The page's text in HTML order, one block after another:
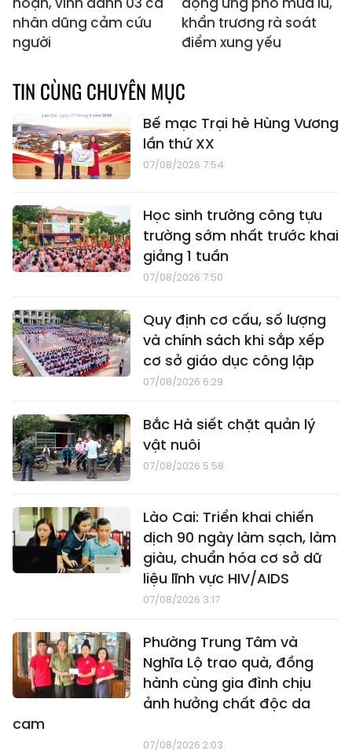
nhân dũng cảm cứu
người
khẩn trương rà soát
điểm xung yếu
TIN CÙNG CHUYÊN MỤC
Bế mạc Trại hè Hùng Vương
lần thứ XX
07/08/2026 7:54
Học sinh trường công tựu
trường sớm nhất trước khai
giảng 1 tuần
07/08/2026 7:50
Quy định cơ cấu, số lượng
và chính sách khi sắp xếp
cơ sở giáo dục công lập
07/08/2026 6:29
Bắc Hà siết chặt quản lý
vật nuôi
07/08/2026 5:58
Lào Cai: Triển khai chiến
dịch 90 ngày làm sạch, làm
giàu, chuẩn hóa cơ sở dữ
liệu lĩnh vực HIV/AIDS
07/08/2026 3:17
Phường Trung Tâm và
Nghĩa Lộ trao quà, đồng
hành cùng gia đình chịu
ảnh hưởng chất độc da
cam
07/08/2026 2:03